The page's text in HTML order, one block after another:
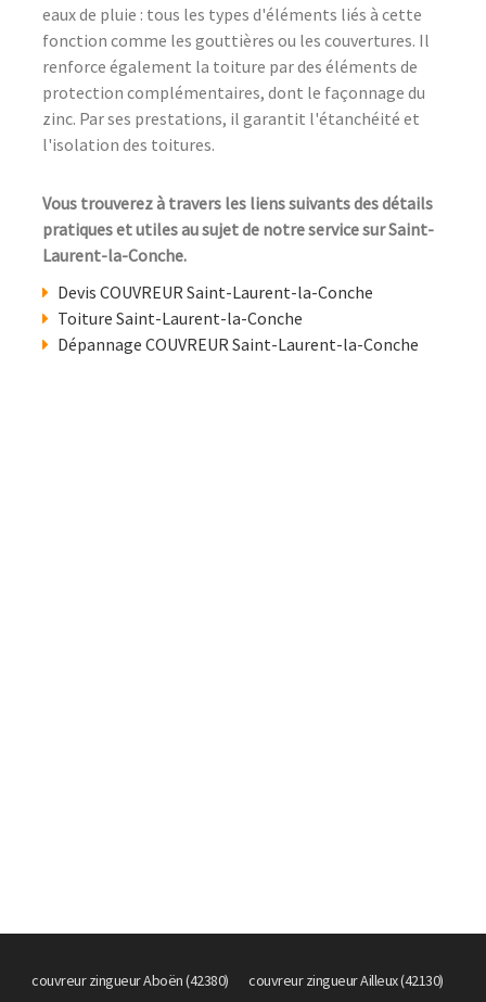
eaux de pluie : tous les types d'éléments liés à cette
fonction comme les gouttières ou les couvertures. Il
renforce également la toiture par des éléments de
protection complémentaires, dont le façonnage du
zinc. Par ses prestations, il garantit l'étanchéité et
l'isolation des toitures.
Vous trouverez à travers les liens suivants des détails
pratiques et utiles au sujet de notre service sur Saint-
Laurent-la-Conche.
Devis COUVREUR Saint-Laurent-la-Conche
Toiture Saint-Laurent-la-Conche
Dépannage COUVREUR Saint-Laurent-la-Conche
couvreur zingueur Aboën (42380)
couvreur zingueur Ailleux (42130)